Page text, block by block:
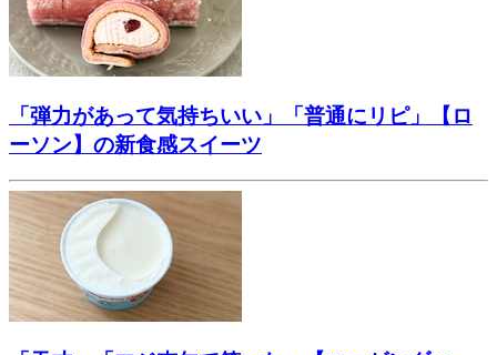
「弾力があって気持ちいい」「普通にリピ」【ロ
ーソン】の新食感スイーツ